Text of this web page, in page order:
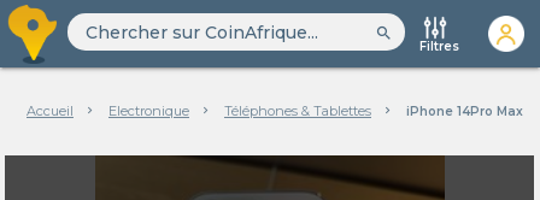
search
Filtres
Accueil Electronique Téléphones & Tablettes iPhone 14Pro Max -